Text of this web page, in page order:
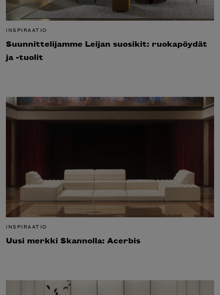
INSPIRAATIO
Suunnittelijamme Leijan suosikit: ruokapöydät
ja -tuolit
INSPIRAATIO
Uusi merkki Skannolla: Acerbis